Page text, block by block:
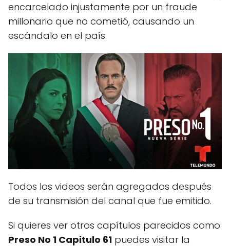
encarcelado injustamente por un fraude
millonario que no cometió, causando un
escándalo en el país.
Todos los videos serán agregados después
de su transmisión del canal que fue emitido.
Si quieres ver otros capítulos parecidos como
Preso No 1 Capitulo 61 puedes visitar la